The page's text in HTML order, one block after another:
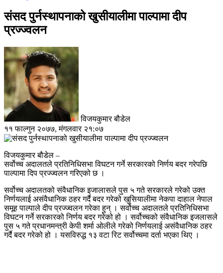
संसद पुर्नस्थापनाको खुसीयालीमा पाल्पामा दीप
प्रज्ज्वलन
विजयकुमार बौडेल
११ फाल्गुन २०७७, मंगलवार २१:०७
विजयकुमार बौडेल –
सर्वोच्च अदालतले प्रतिनिधिसभा विघटन गर्ने सरकारको निर्णय बदर गरेपछि
पाल्पामा दिप प्रज्ज्वलन गरिएको छ ।
सर्वोच्च अदालतको संवैधानिक इजालासले पुस ५ गते सरकारले गरेको उक्त
निर्णयलाई असंवैधानिक ठहर गर्दै बदर गरेको खुसियालीमा नेकपा दाहाल नेपाल
समूह पाल्पाले दीप प्रज्ज्वलन गरेका हुन् । सर्वोच्च अदालतले प्रतिनिधिसभा
विघटन गर्ने सरकारको निर्णय बदर गरेको हो । सर्वोच्चको संवैधानिक इजलासले
पुस ५ गते प्रधानमन्त्री केपी शर्मा ओलीले गरेको निर्णयलाई असंवैधानिक ठहर
गर्दै बदर गरेको हो । यसविरुद्ध १३ वटा रिट सर्वोच्चमा दर्ता भएका थिए ।